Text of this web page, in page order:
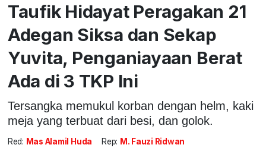
Taufik Hidayat Peragakan 21
Adegan Siksa dan Sekap
Yuvita, Penganiayaan Berat
Ada di 3 TKP Ini
Tersangka memukul korban dengan helm, kaki
meja yang terbuat dari besi, dan golok.
Red: Mas Alamil Huda Rep: M. Fauzi Ridwan